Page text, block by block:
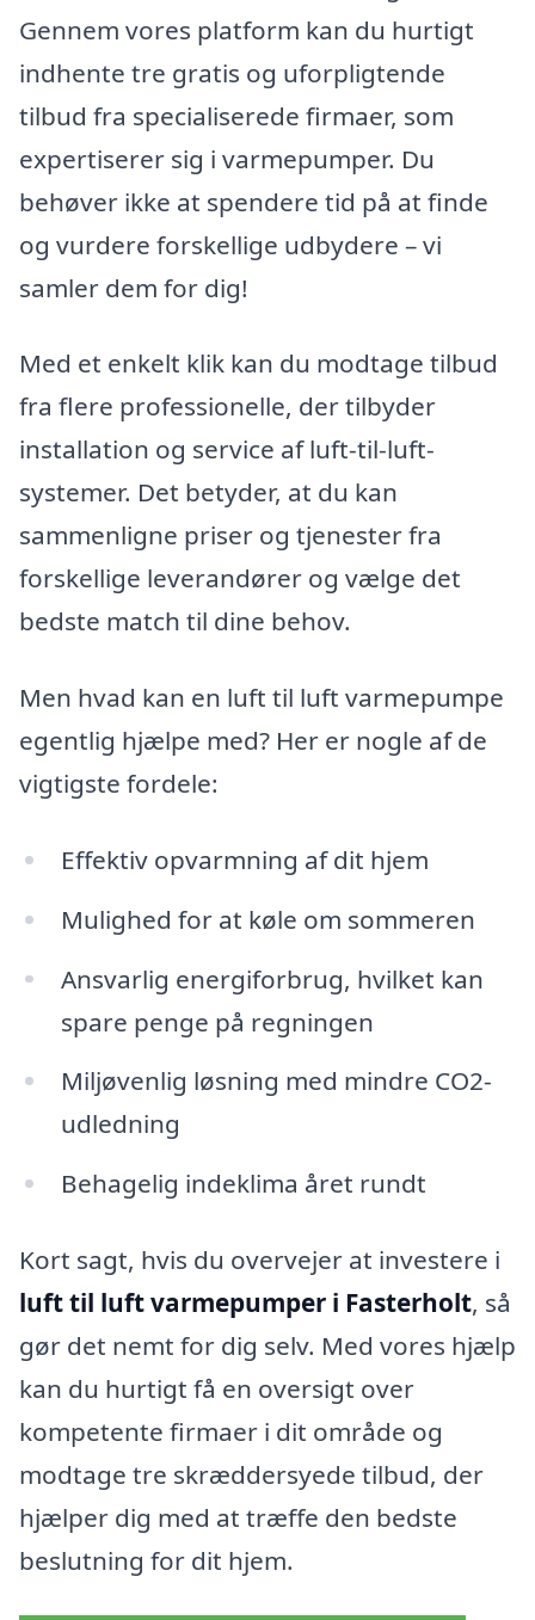
Gennem vores platform kan du hurtigt
indhente tre gratis og uforpligtende
tilbud fra specialiserede firmaer, som
expertiserer sig i varmepumper. Du
behøver ikke at spendere tid på at finde
og vurdere forskellige udbydere – vi
samler dem for dig!
Med et enkelt klik kan du modtage tilbud
fra flere professionelle, der tilbyder
installation og service af luft-til-luft-
systemer. Det betyder, at du kan
sammenligne priser og tjenester fra
forskellige leverandører og vælge det
bedste match til dine behov.
Men hvad kan en luft til luft varmepumpe
egentlig hjælpe med? Her er nogle af de
vigtigste fordele:
Effektiv opvarmning af dit hjem
Mulighed for at køle om sommeren
Ansvarlig energiforbrug, hvilket kan
spare penge på regningen
Miljøvenlig løsning med mindre CO2-
udledning
Behagelig indeklima året rundt
Kort sagt, hvis du overvejer at investere i
luft til luft varmepumper i Fasterholt, så
gør det nemt for dig selv. Med vores hjælp
kan du hurtigt få en oversigt over
kompetente firmaer i dit område og
modtage tre skræddersyede tilbud, der
hjælper dig med at træffe den bedste
beslutning for dit hjem.